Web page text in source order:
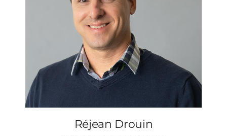
Réjean Drouin